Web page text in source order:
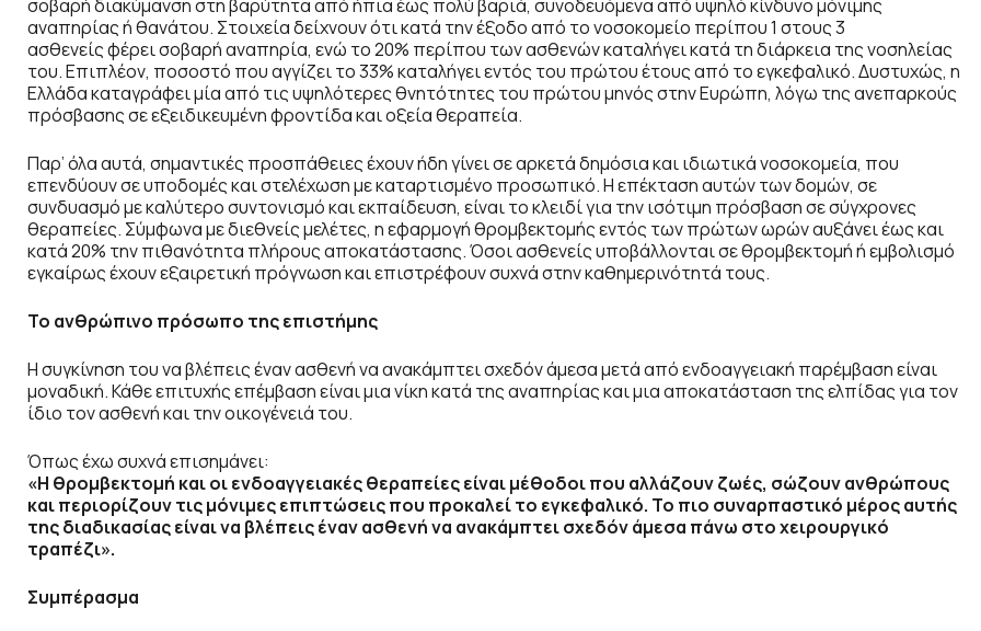
σοβαρή διακύμανση στη βαρύτητα από ήπια έως πολύ βαριά, συνοδευόμενα από υψηλό κίνδυνο μόνιμης
αναπηρίας ή θανάτου. Στοιχεία δείχνουν ότι κατά την έξοδο από το νοσοκομείο περίπου 1 στους 3
ασθενείς φέρει σοβαρή αναπηρία, ενώ το 20% περίπου των ασθενών καταλήγει κατά τη διάρκεια της νοσηλείας
του. Επιπλέον, ποσοστό που αγγίζει το 33% καταλήγει εντός του πρώτου έτους από το εγκεφαλικό. Δυστυχώς, η
Ελλάδα καταγράφει μία από τις υψηλότερες θνητότητες του πρώτου μηνός στην Ευρώπη, λόγω της ανεπαρκούς
πρόσβασης σε εξειδικευμένη φροντίδα και οξεία θεραπεία.
Παρ’ όλα αυτά, σημαντικές προσπάθειες έχουν ήδη γίνει σε αρκετά δημόσια και ιδιωτικά νοσοκομεία, που
επενδύουν σε υποδομές και στελέχωση με καταρτισμένο προσωπικό. Η επέκταση αυτών των δομών, σε
συνδυασμό με καλύτερο συντονισμό και εκπαίδευση, είναι το κλειδί για την ισότιμη πρόσβαση σε σύγχρονες
θεραπείες. Σύμφωνα με διεθνείς μελέτες, η εφαρμογή θρομβεκτομής εντός των πρώτων ωρών αυξάνει έως και
κατά 20% την πιθανότητα πλήρους αποκατάστασης. Όσοι ασθενείς υποβάλλονται σε θρομβεκτομή ή εμβολισμό
εγκαίρως έχουν εξαιρετική πρόγνωση και επιστρέφουν συχνά στην καθημερινότητά τους.
Το ανθρώπινο πρόσωπο της επιστήμης
Η συγκίνηση του να βλέπεις έναν ασθενή να ανακάμπτει σχεδόν άμεσα μετά από ενδοαγγειακή παρέμβαση είναι
μοναδική. Κάθε επιτυχής επέμβαση είναι μια νίκη κατά της αναπηρίας και μια αποκατάσταση της ελπίδας για τον
ίδιο τον ασθενή και την οικογένειά του.
Όπως έχω συχνά επισημάνει:
«Η θρομβεκτομή και οι ενδοαγγειακές θεραπείες είναι μέθοδοι που αλλάζουν ζωές, σώζουν ανθρώπους
και περιορίζουν τις μόνιμες επιπτώσεις που προκαλεί το εγκεφαλικό. Το πιο συναρπαστικό μέρος αυτής
της διαδικασίας είναι να βλέπεις έναν ασθενή να ανακάμπτει σχεδόν άμεσα πάνω στο χειρουργικό
τραπέζι».
Συμπέρασμα